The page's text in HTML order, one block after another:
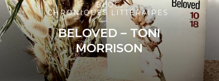
BLOG,
CHRONIQUES LITTÉRAIRES
BELOVED – TONI
MORRISON